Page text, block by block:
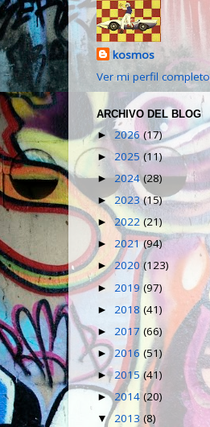
kosmos
Ver mi perfil completo
ARCHIVO DEL BLOG
► 2026(17)
► 2025(11)
► 2024(28)
► 2023(15)
►2022(21)
► 2021(94)
►2020(123)
► 2019(97)
► 2018 (41)
► 2017 (66)
► 2016 (51)
►2015(41)
►2014 (20)
▼ 2013 (8)